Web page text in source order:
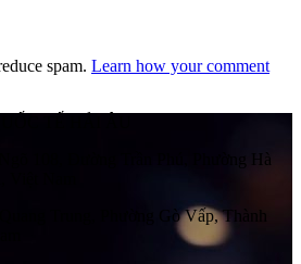
spam. Learn how your comment
108, Đường Trần Phú, Phường Hà
Trung, Phường Gò Vấp, Thành